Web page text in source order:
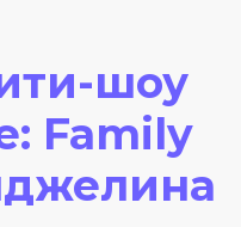
шоу
Family